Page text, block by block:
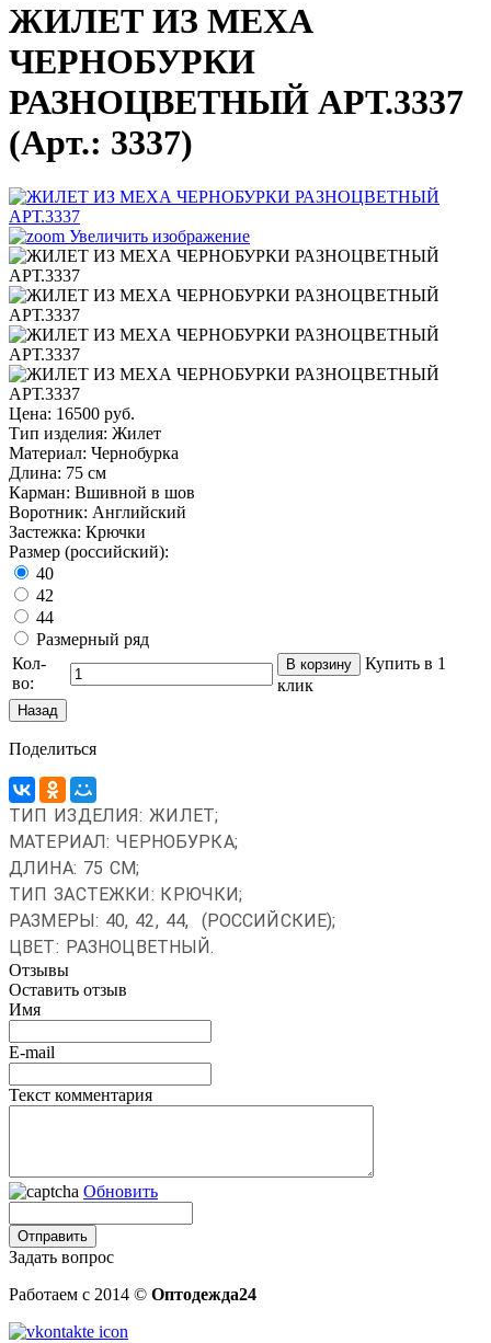
ЖИЛЕТ ИЗ МЕХА
ЧЕРНОБУРКИ
РАЗНОЦВЕТНЫЙ АРТ.3337
(Арт.: 3337)
Увеличить изображение
Цена: 16500 руб.
Тип изделия: Жилет
Материал: Чернобурка
Длина: 75 см
Карман: Вшивной в шов
Воротник: Английский
Застежка: Крючки
Размер (российский):
40
42
44
Размерный ряд
Кол-
во:
Купить в 1
клик
Поделиться
ТИП ИЗДЕЛИЯ: ЖИЛЕТ;
МАТЕРИАЛ: ЧЕРНОБУРКА;
ДЛИНА: 75 СМ;
ТИП ЗАСТЕЖКИ: КРЮЧКИ;
РАЗМЕРЫ: 40, 42, 44, (РОССИЙСКИЕ);
ЦВЕТ: РАЗНОЦВЕТНЫЙ.
Отзывы
Оставить отзыв
Имя
E-mail
Текст комментария
Обновить
Задать вопрос
Работаем с 2014 © Оптодежда24